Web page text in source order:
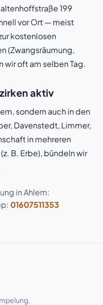
199
vor Ort — meist
kostenlosen
(Zwangsräumung,
oft am selben Tag.
aktiv
sondern auch in den
Davenstedt, Limmer,
in mehreren
B. Erbe), bündeln wir
in Ahlem:
01607511353